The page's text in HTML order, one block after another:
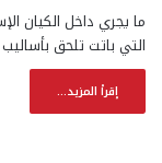
ما يجري داخل الكيان
التي باتت تلحق
إقرأ المزيد...